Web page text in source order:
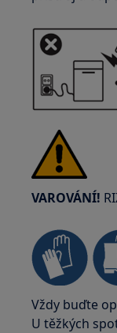
VAROVÁNÍ!
Vždy buďte
U těžkých